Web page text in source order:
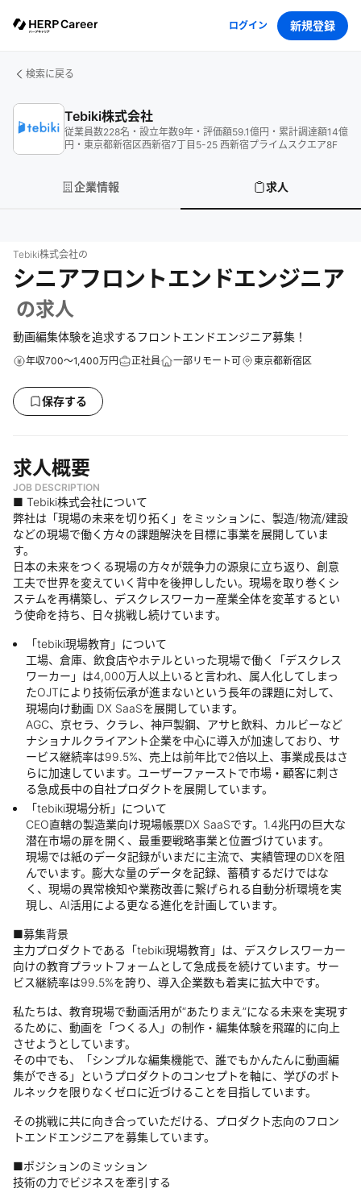
ログイン 新規登録
検索に戻る
Tebiki株式会社
従業員数228名 ・ 設立年数9年 ・ 評価額59.1億円 ・ 累計調達額14億
円 ・ 東京都新宿区西新宿7丁目5-25 西新宿プライムスクエア8F
企業情報 求人
Tebiki株式会社の
シニアフロントエンドエンジニア
の求人
動画編集体験を追求するフロントエンドエンジニア募集！
年収700～1,400万円 正社員 一部リモート可 東京都新宿区
保存する
求人概要
JOB DESCRIPTION
■ Tebiki株式会社について
弊社は「現場の未来を切り拓く」をミッションに、製造/物流/建設
などの現場で働く⽅々の課題解決を目標に事業を展開していま
す。
⽇本の未来をつくる現場の⽅々が競争⼒の源泉に⽴ち返り、創意
⼯夫で世界を変えていく背中を後押ししたい。現場を取り巻くシ
ステムを再構築し、デスクレスワーカー産業全体を変⾰するとい
う使命を持ち、日々挑戦し続けています。
「tebiki現場教育」について
工場、倉庫、飲食店やホテルといった現場で働く「デスクレス
ワーカー」は4,000万人以上いると言われ、属人化してしまっ
たOJTにより技術伝承が進まないという長年の課題に対して、
現場向け動画 DX SaaSを展開しています。
AGC、京セラ、クラレ、神戸製鋼、アサヒ飲料、カルビーなど
ナショナルクライアント企業を中心に導入が加速しており、サ
ービス継続率は99.5%、売上は前年比で2倍以上、事業成長はさ
らに加速しています。ユーザーファーストで市場・顧客に刺さ
る急成長中の自社プロダクトを展開しています。
「tebiki現場分析」について
CEO直轄の製造業向け現場帳票DX SaaSです。1.4兆円の巨大な
潜在市場の扉を開く、最重要戦略事業と位置づけています。
現場では紙のデータ記録がいまだに主流で、実績管理のDXを阻
んでいます。膨大な量のデータを記録、蓄積するだけではな
く、現場の異常検知や業務改善に繋げられる自動分析環境を実
現し、AI活用による更なる進化を計画しています。
■募集背景
主力プロダクトである「tebiki現場教育」は、デスクレスワーカー
向けの教育プラットフォームとして急成長を続けています。サー
ビス継続率は99.5%を誇り、導入企業数も着実に拡大中です。
私たちは、教育現場で動画活用が“あたりまえ”になる未来を実現す
るために、動画を「つくる人」の制作・編集体験を飛躍的に向上
させようとしています。
その中でも、「シンプルな編集機能で、誰でもかんたんに動画編
集ができる」というプロダクトのコンセプトを軸に、学びのボト
ルネックを限りなくゼロに近づけることを目指しています。
その挑戦に共に向き合っていただける、プロダクト志向のフロン
トエンドエンジニアを募集しています。
■ポジションのミッション
技術の力でビジネスを牽引する